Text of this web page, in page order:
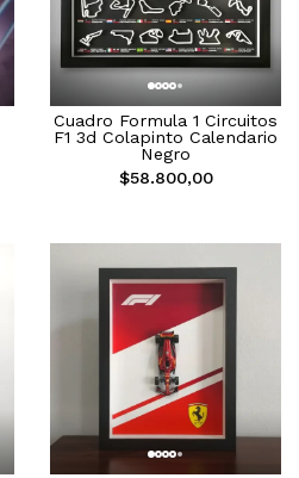
Cuadro Formula 1 Circuitos
F1 3d Colapinto Calendario
Negro
$58.800,00